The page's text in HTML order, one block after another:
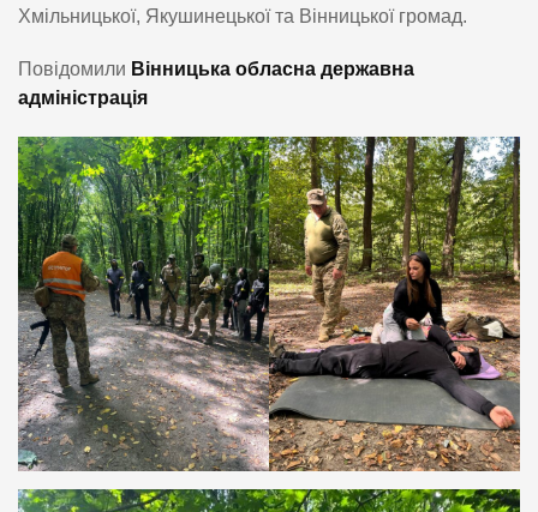
Хмільницької, Якушинецької та Вінницької громад.
Повідомили Вінницька обласна державна
адміністрація